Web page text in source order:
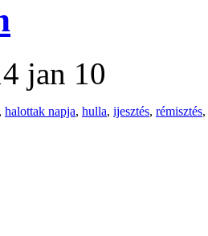
jan 10
, halottak napja, hulla, ijesztés, rémisztés,